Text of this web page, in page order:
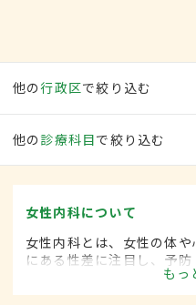
他の行政区で絞り込む
他の 診療科目で絞り込む
女性内科について
女性内科とは、女性の体
にある性差に注目し、予
般領域です。ライフスタ
康をトータルサポートし
もっ